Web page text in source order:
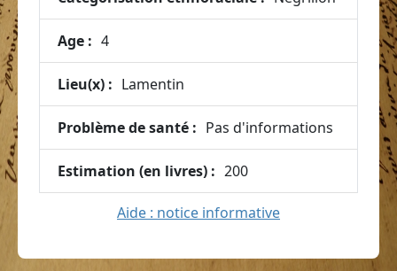
Age : 4
Lieu(x) : Lamentin
Problème de santé : Pas d'informations
Estimation (en livres) : 200
Aide : notice informative